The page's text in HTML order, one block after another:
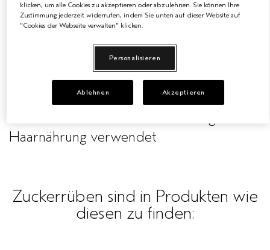
Wo es herkommt: Zuckerrüben
Was es ist: Natürlich gewonnen
Haarnährung verwendet
Zuckerrüben sind in Produkten wie
diesen zu finden:
klicken, um alle Cookies zu akzeptieren oder abzulehnen. Sie können Ihre
Zustimmung jederzeit widerrufen, indem Sie unten auf dieser Website auf
"Cookies der Webseite verwalten" klicken.
Personalisieren
Ablehnen Akzeptieren